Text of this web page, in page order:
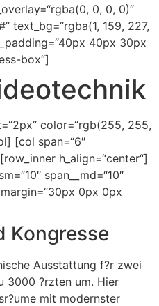
0, 0, 0)“
text_bg=“rgba(1, 159, 227,
40px 30px
box“]
color=“rgb(255, 255,
[col span=“6″
h_align=“center“]
span__md=“10″
0px 0px
Kongresse
Ausstattung f?r zwei
3000 ?rzten um. Hier
mit modernster